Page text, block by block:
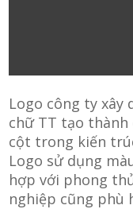
Logo công ty xây
chữ TT tạo
cột trong kiến
Logo sử dụng
hợp với phong
nghiệp cũng phù